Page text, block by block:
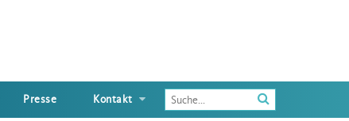
Presse Kontakt
Enter
the